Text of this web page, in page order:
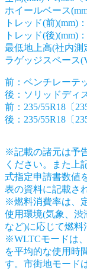
ホイールベース
トレッド(前)(mm)
トレッド(後)(mm)
最低地上高(社内測
ラゲッジスペース
前：ベンチレーテ
後：ソリッドディ
前：235/55R18〔
後：235/55R18〔
※記載の諸元は予
ください。また上
式指定申請書数値
表の資料に記載さ
※燃料消費率は、
使⽤環境(気象、渋
など)に応じて燃料
※WLTCモードは
を平均的な使用時
す。市街地モード